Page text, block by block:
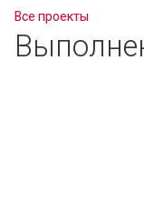
Все проекты